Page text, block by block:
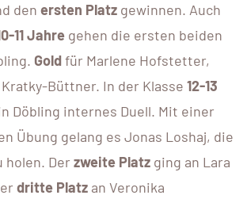
den ersten Platz gewinnen. Auch
11 Jahre gehen die ersten beiden
Goldfür Marlene Hofstetter,
Büttner. In der Klasse 12-13
Döbling internes Duell. Mit einer
Übung gelang es Jonas Loshaj, die
holen. Der zweite Platz ging an Lara
dritte Platz an Veronika